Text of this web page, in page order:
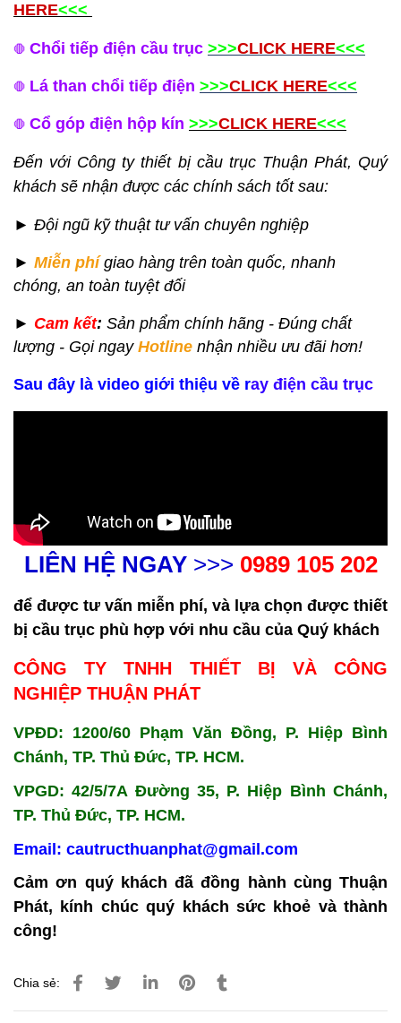
HERE<<<
🛑 Chổi tiếp điện cầu trục >>>CLICK HERE<<<
🛑 Lá than chổi tiếp điện >>>CLICK HERE<<<
🛑 Cổ góp điện hộp kín >>>CLICK HERE<<<
Đến với Công ty thiết bị cầu trục Thuận Phát, Quý
khách sẽ nhận được các chính sách tốt sau:
► Đội ngũ kỹ thuật tư vấn chuyên nghiệp
► Miễn phí giao hàng trên toàn quốc, nhanh
chóng, an toàn tuyệt đối
► Cam kết: Sản phẩm chính hãng - Đúng chất
lượng - Gọi ngay Hotline nhận nhiều ưu đãi hơn!
Sau đây là video giới thiệu về ray điện cầu trục
LIÊN HỆ NGAY>>> 0989 105 202
để được tư vấn miễn phí, và lựa chọn được thiết
bị cầu trục phù hợp với nhu cầu của Quý khách
CÔNG TY TNHH THIẾT BỊ VÀ CÔNG
NGHIỆP THUẬN PHÁT
VPĐD: 1200/60 Phạm Văn Đồng, P. Hiệp Bình
Chánh, TP. Thủ Đức, TP. HCM.
VPGD: 42/5/7A Đường 35, P. Hiệp Bình Chánh,
TP. Thủ Đức, TP. HCM.
Email: cautructhuanphat@gmail.com
Cảm ơn quý khách đã đồng hành cùng Thuận
Phát, kính chúc quý khách sức khoẻ và thành
công!
Chia sẻ: